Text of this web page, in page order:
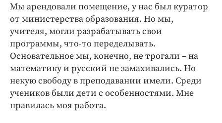
Мы арендовали помещение, у нас был куратор
от министерства образования. Но мы,
учителя, могли разрабатывать свои
программы, что-то переделывать.
Основательное мы, конечно, не трогали – на
математику и русский не замахивались. Но
некую свободу в преподавании имели. Среди
учеников были дети с особенностями. Мне
нравилась моя работа.